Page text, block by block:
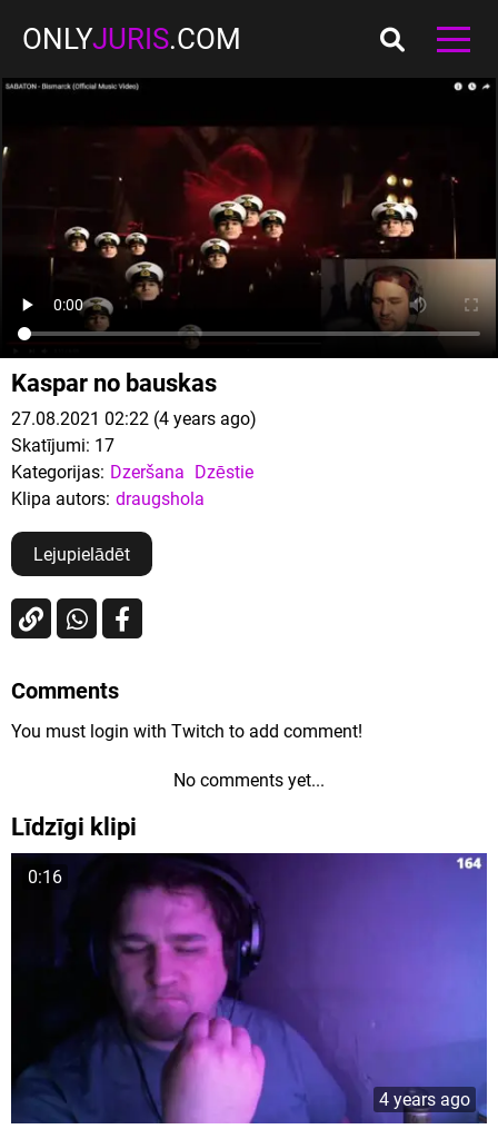
ONLYJURIS.COM
Kaspar no bauskas
27.08.2021 02:22 (4 years ago)
Skatījumi: 17
Kategorijas: Dzeršana Dzēstie
Klipa autors: draugshola
Lejupielādēt
Comments
You must login with Twitch to add comment!
No comments yet...
Līdzīgi klipi
0:16
4 years ago